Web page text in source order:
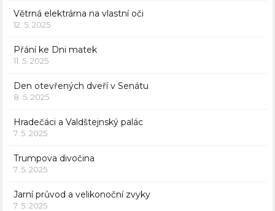
Větrná elektrárna na vlastní oči
12. 5. 2025
Přání ke Dni matek
11. 5. 2025
Den otevřených dveří v Senátu
8. 5. 2025
Hradečáci a Valdštejnský palác
7. 5. 2025
Trumpova divočina
7. 5. 2025
Jarní průvod a velikonoční zvyky
7. 5. 2025